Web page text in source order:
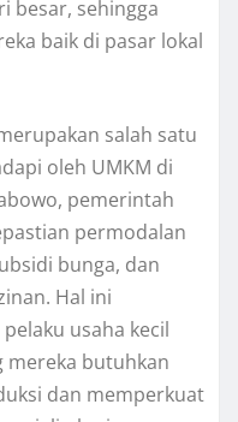
besar, sehingga
baik di pasar lokal
salah satu
oleh UMKM di
pemerintah
permodalan
bunga, dan
Hal ini
usaha kecil
mereka butuhkan
dan memperkuat